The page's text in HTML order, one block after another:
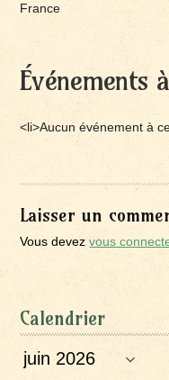
France
Événements
<li>Aucun événement à
Laisser un
Vous devezvous
Calendrier